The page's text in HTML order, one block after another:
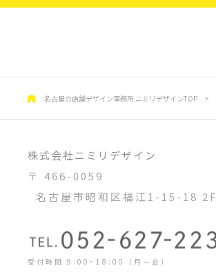
名古屋の店舗デザイン事務所 ニミリデザインTOP >
株式会社ニミリデザイン
〒 466-0059
名古屋市昭和区福江1-15-18 2F
受付時間 9:00~18:00（月ー金）